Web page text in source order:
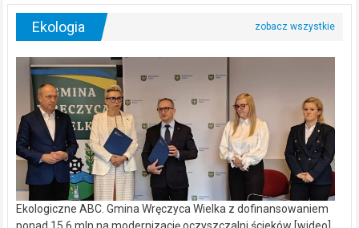
Ekologia
Ekologiczne ABC. Gmina Wręczyca Wielka z dofinansowaniem